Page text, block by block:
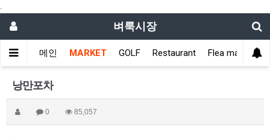
.
벼룩시장
메인 MARKET GOLF Restaurant Flea market
낭만포차
0 85,057